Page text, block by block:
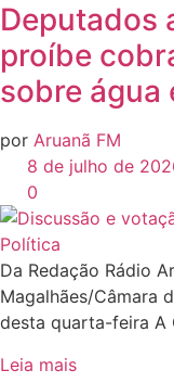
Deputados
proíbe
sobre água
por Aruanã FM
8 de julho de
0
Política
Da Redação Rádio
Magalhães/Câmara
desta quarta-feira A
Leia mais